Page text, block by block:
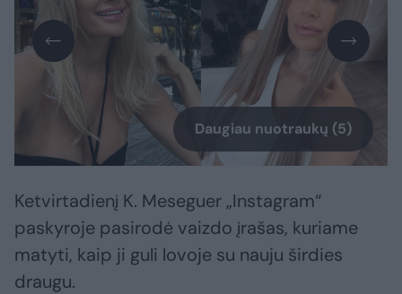
Daugiau nuotraukų (5)
Ketvirtadienį K. Meseguer „Instagram“
paskyroje pasirodė vaizdo įrašas, kuriame
matyti, kaip ji guli lovoje su nauju širdies
draugu.